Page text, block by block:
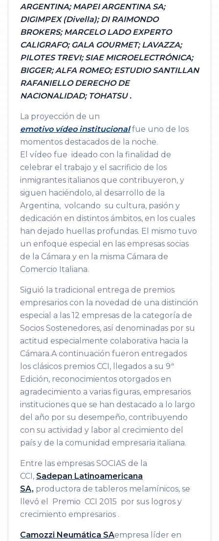
ARGENTINA; MAPEI ARGENTINA SA;
DIGIMPEX (Divella); DI RAIMONDO
BROKERS; MARCELO LADO EXPERTO
CALIGRAFO; GALA GOURMET; LAVAZZA;
PILOTES TREVI; SIAE MICROELECTRÓNICA;
BIGGER; ALFA ROMEO; ESTUDIO SANTILLAN
RAFANIELLO DERECHO DE
NACIONALIDAD; TOHATSU .
La proyección de un
emotivo vídeo institucional​fue uno de los
momentos destacados de la noche.
El vídeo fue ideado con la finalidad de
celebrar el trabajo y el sacrificio de los
inmigrantes italianos que contribuyeron, y
siguen haciéndolo, al desarrollo de la
Argentina, volcando su cultura, pasión y
dedicación en distintos ámbitos, en los cuales
han dejado huellas profundas. El mismo tuvo
un enfoque especial en las empresas socias
de la Cámara y en la misma Cámara de
Comercio Italiana.
Siguió la tradicional entrega de premios
empresarios con la novedad de una distinción​
especial a las 12 empresas de la categoría de
Socios Sostenedores, así denominadas por su
actitud especialmente colaborativa hacia la
Cámara.​A continuación fueron entregados
los clásicos premios CCI, llegados a su 9ª
Edición, reconocimientos otorgados en
agradecimiento a varias figuras, empresarios
instituciones que se han destacado a lo largo
del año por su desempeño, contribuyendo
con su actividad y labor al crecimiento del
país y de la comunidad empresaria italiana.
Entre las empresas SOCIAS de la
CCI, Sadepan Latinoamericana
SA, productora de tableros melamínicos, se
llevó el Premio CCI 2015 por sus logros y
crecimiento empresarios .
Camozzi Neumática SAempresa líder en